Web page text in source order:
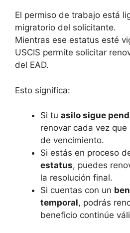
El permiso de trabajo está
migratorio del solicitante.
Mientras ese estatus esté
USCIS permite solicitar
del EAD.
Esto significa:
Si tu asilo sigue
renovar cada vez
de vencimiento.
Si estás en proceso
estatus, puedes
la resolución final.
Si cuentas con un
temporal, podrás
beneficio continúe